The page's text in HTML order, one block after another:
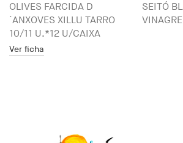
OLIVES FARCIDA D
´ANXOVES XILLU TARRO
10/11 U.*12 U/CAIXA
Ver ficha
SEITÓ